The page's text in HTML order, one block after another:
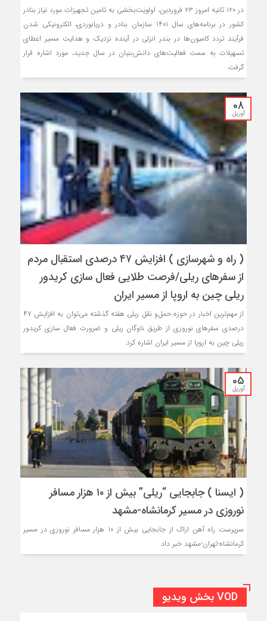
در ۱۲۰ ثانیه امروز ۲۳ فروردین‌، اولویت‌بخشی به تامین تجهیزات مورد نیاز بنادر
کشور در برنامه‌های سال ۱۴۰۱ سازمان بنادر و دریانوردی، الکترونیکی شدن
فرآیند تردد کامیون‌ها در بندر انزلی در آینده نزدیک و هدایت مسیر اعطای
تسهیلات به سمت فعالیت‌های دانش‌بنیان در سال جدید، مورد اشاره قرار
گرفت.
08
آوریل
( راه و شهرسازی ) افزایش ۴۷ درصدی استقبال مردم
از سفرهای ریلی/فرصت طلایی فعال سازی کریدور
ریلی چین به اروپا از مسیر ایران
از مهم‌‌ترین اخبار در حوزه حمل‌و نقل‎ ریلی هفته گذشته می‌توان به افزایش ۴۷
درصدی سفرهای نوروزی از طریق ناوگان ریلی و ضرورت فعال سازی کریدور
ریلی چین به اروپا از مسیر ایران اشاره کرد.
05
آوریل
( ایسنا ) جابجایی “ریلی” بیش از ۱۰ هزار مسافر
نوروزی در مسیر کرمانشاه-مشهد
سرپرست راه آهن اراک از جابجایی بیش از ۱۰ هزار مسافر نوروزی در مسیر
کرمانشاه-تهران-مشهد خبر داد.
VOD بخش ویدیو